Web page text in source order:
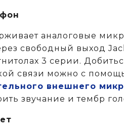
аналоговые
свободный выход
3 серии.
связи можно с
внешнего
звучание и тембр